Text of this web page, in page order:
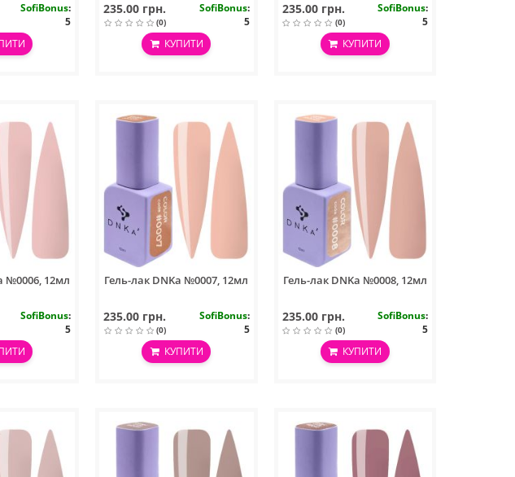
SofiBonus:
5
235.00 грн.
(0)
SofiBonus:
5
КУПИТИ
235.00 грн.
(0)
SofiBonus:
5
КУПИТИ
№0006, 12мл
SofiBonus:
5
Гель-лак DNKa №0007, 12мл
235.00 грн.
(0)
SofiBonus:
5
КУПИТИ
Гель-лак DNKa №0008, 12мл
235.00 грн.
(0)
SofiBonus:
5
КУПИТИ